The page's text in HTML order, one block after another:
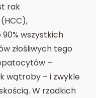
rak
wszystkich
złośliwych tego
–
wątroby – i zwykle
W rzadkich